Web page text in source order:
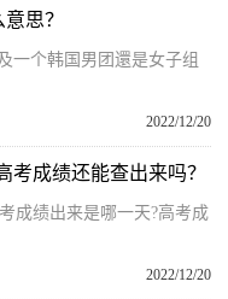
思？
一个韩国男团還是女子组
2022/12/20
考成绩还能查出来吗？
成绩出来是哪一天?高考成
2022/12/20